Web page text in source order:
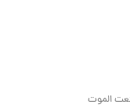
الموت